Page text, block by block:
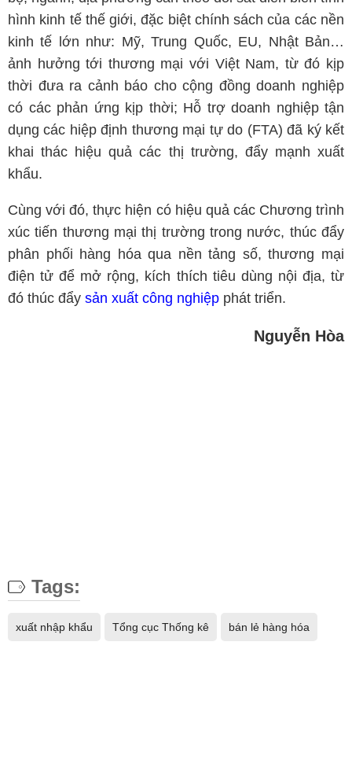
hình kinh tế thế giới, đặc biệt chính sách của các nền
kinh tế lớn như: Mỹ, Trung Quốc, EU, Nhật Bản…
ảnh hưởng tới thương mại với Việt Nam, từ đó kịp
thời đưa ra cảnh báo cho cộng đồng doanh nghiệp
có các phản ứng kịp thời; Hỗ trợ doanh nghiệp tận
dụng các hiệp định thương mại tự do (FTA) đã ký kết
khai thác hiệu quả các thị trường, đẩy mạnh xuất
khẩu.
Cùng với đó, thực hiện có hiệu quả các Chương trình
xúc tiến thương mại thị trường trong nước, thúc đẩy
phân phối hàng hóa qua nền tảng số, thương mại
điện tử để mở rộng, kích thích tiêu dùng nội địa, từ
đó thúc đẩy sản xuất công nghiệp phát triển.
Nguyễn Hòa
Tags:
xuất nhập khẩu Tổng cục Thống kê bán lẻ hàng hóa